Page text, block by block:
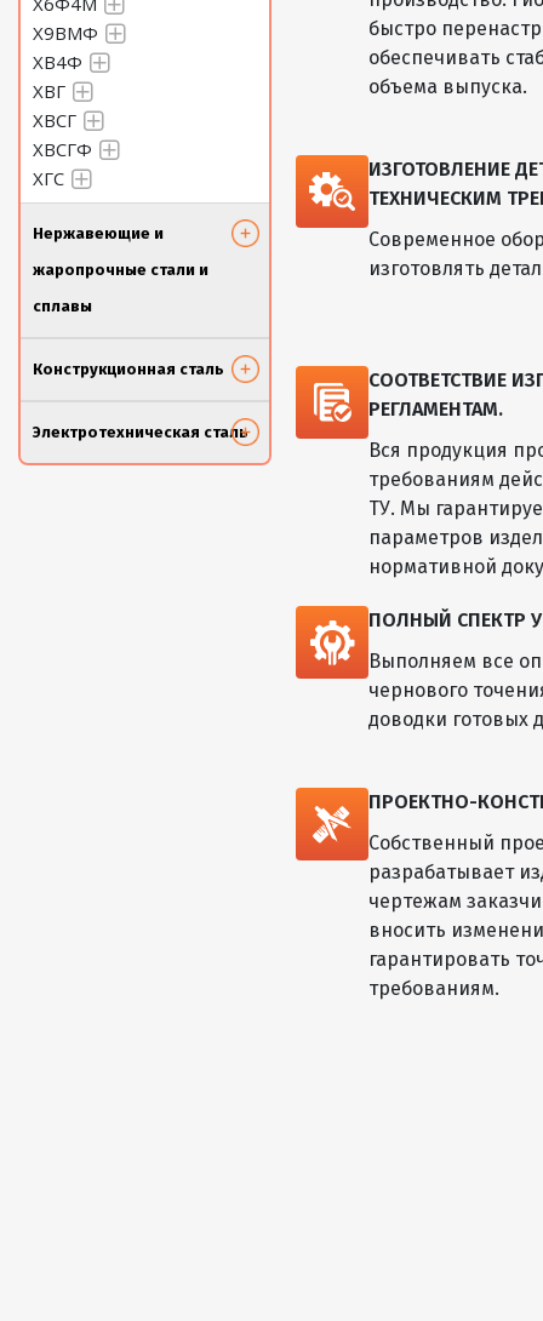
Х9ВМФ
ХВ4Ф
ХВГ
ХВСГ
ХВСГФ
ХГС
Нержавеющие и
жаропрочные стали и
сплавы
Конструкционная сталь
Электротехническая сталь
быстро
обеспечивать
объема выпуска.
ИЗГОТОВЛЕНИЕ
ТЕХНИЧЕСКИМ
Современное
изготовлять
СООТВЕТСТВИЕ
РЕГЛАМЕНТАМ.
Вся продукция
требованиям
ТУ. Мы
параметров
нормативной
ПОЛНЫЙ СПЕКТР
Выполняем все
чернового
доводки готовых
ПРОЕКТНО-
Собственный
разрабатывает
чертежам
вносить
гарантировать
требованиям.